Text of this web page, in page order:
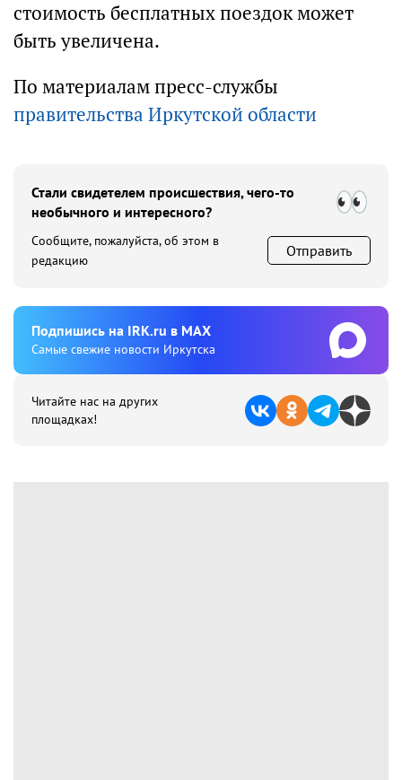
стоимость бесплатных поездок может
быть увеличена.
По материалам пресс-службы
правительства Иркутской области
Стали свидетелем происшествия, чего-то
необычного и интересного?
Сообщите, пожалуйста, об этом в
редакцию
Отправить
Подпишиcь на IRK.ru в MAX
Cамые свежие новости Иркутска
Читайте нас на других
площадках!